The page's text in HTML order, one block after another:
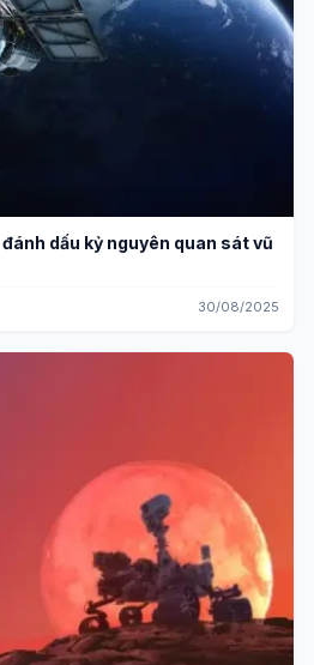
dấu kỷ nguyên quan sát vũ
30/08/2025